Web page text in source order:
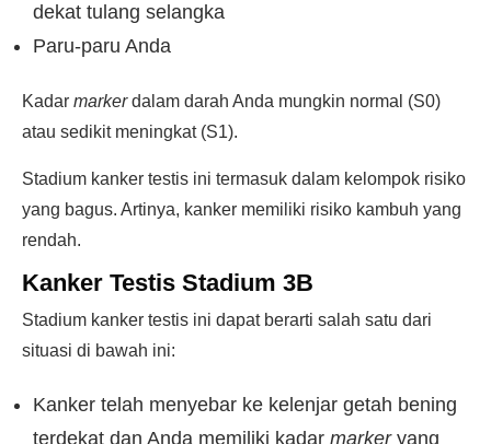
dekat tulang selangka
Paru-paru Anda
Kadar markerdalam darah Anda mungkin normal (S0)
atau sedikit meningkat (S1).
Stadium kanker testis ini termasuk dalam kelompok risiko
yang bagus. Artinya, kanker memiliki risiko kambuh yang
rendah.
Kanker Testis Stadium 3B
Stadium kanker testis ini dapat berarti salah satu dari
situasi di bawah ini:
Kanker telah menyebar ke kelenjar getah bening
terdekat dan Anda memiliki kadar markeryang